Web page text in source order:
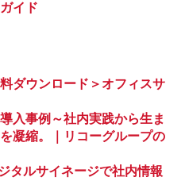
イド
ダウンロード＞オフィスサ
入事例～社内実践から生ま
凝縮。｜リコーグループの
タルサイネージで社内情報